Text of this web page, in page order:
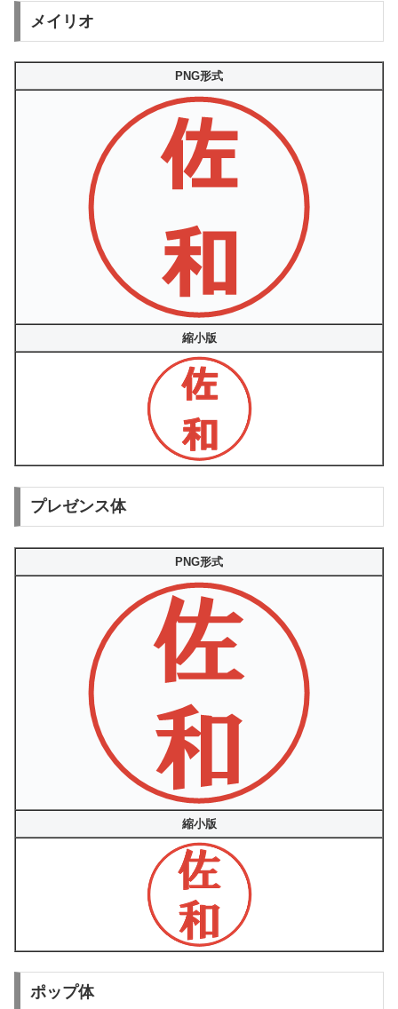
メイリオ
PNG形式
縮小版
プレゼンス体
PNG形式
縮小版
ポップ体